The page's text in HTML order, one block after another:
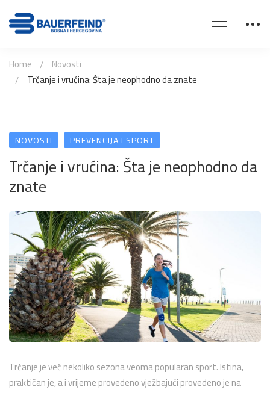
Home
Novosti
Trčanje i vrućina: Šta je neophodno da znate
NOVOSTI PREVENCIJA I SPORT
Trčanje i vrućina: Šta je neophodno da
znate
Trčanje je već nekoliko sezona veoma popularan sport. Istina,
praktičan je, a i vrijeme provedeno vježbajući provedeno je na